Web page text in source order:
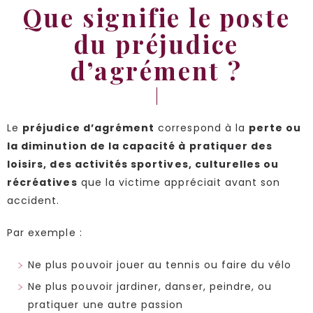
Que signifie le poste
du préjudice
d’agrément ?
Le préjudice d’agrément correspond à la perte ou
la diminution de la capacité à pratiquer des
loisirs, des activités sportives, culturelles ou
récréatives que la victime appréciait avant son
accident.
Par exemple :
Ne plus pouvoir jouer au tennis ou faire du vélo
Ne plus pouvoir jardiner, danser, peindre, ou
pratiquer une autre passion